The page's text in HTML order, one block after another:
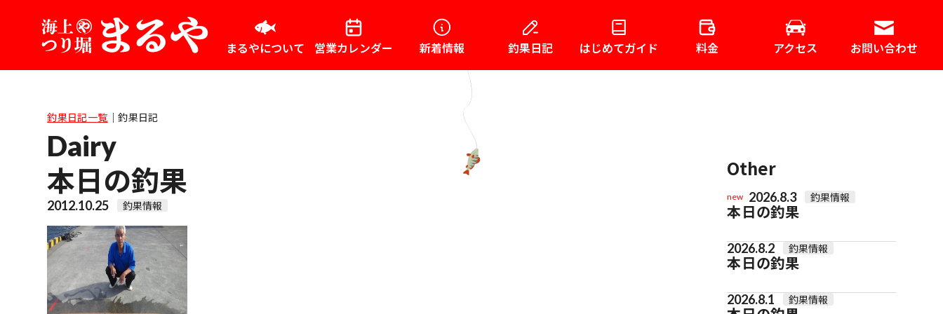
まるやについて 営業カレンダー 新着情報 釣果日記 はじめてガイド 料金 アクセス お問い合わせ
釣果日記一覧 ｜釣果日記
Dairy
本日の釣果
2012.10.25 釣果情報
Other
new 2026.8.3 釣果情報
本日の釣果
2026.8.2 釣果情報
本日の釣果
2026.8.1 釣果情報